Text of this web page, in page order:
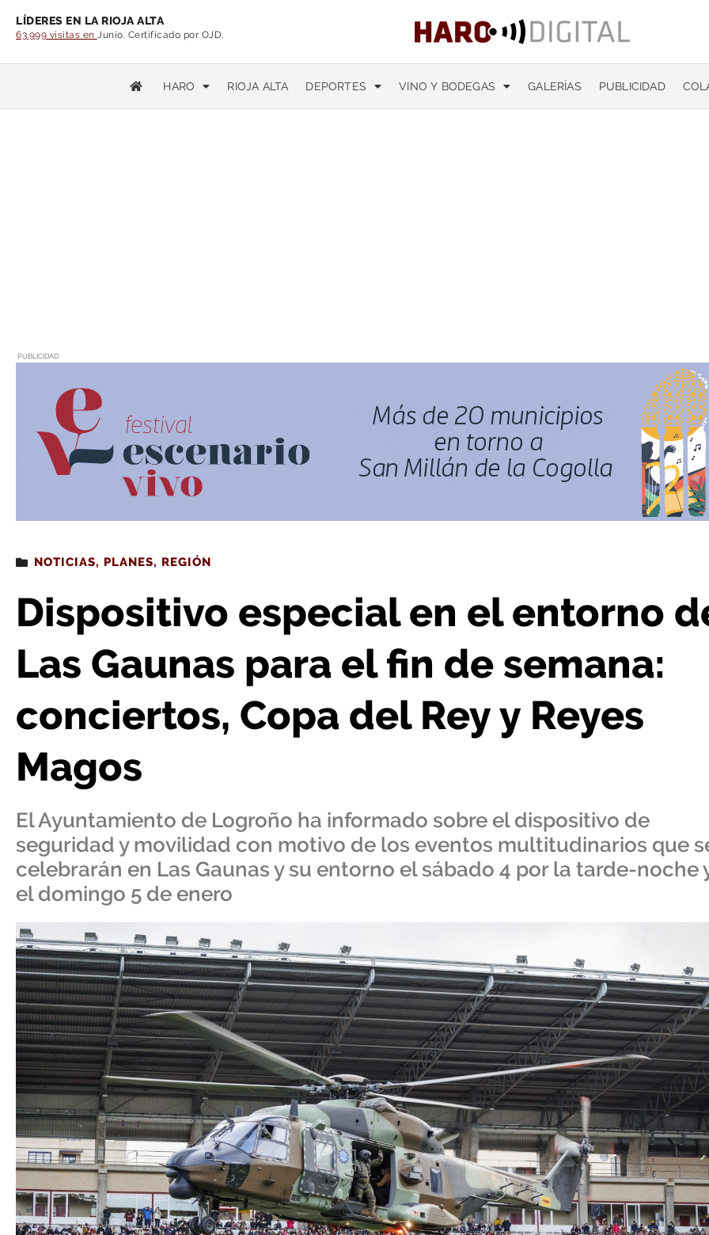
LÍDERES EN LA RIOJA ALTA
63.999 visitas en Junio. Certificado por OJD.
HARO RIOJA ALTA DEPORTES VINO Y BODEGAS GALERÍAS PUBLICIDAD
PUBLICIDAD
Estás leyendo : Dispositivo especial en el entorno de Las Gaunas para el fin de semana: conciertos, Copa del Rey y Reyes Magos
NOTICIAS, PLANES, REGIÓN
Dispositivo especial en el entorno
Las Gaunas para el fin de semana:
conciertos, Copa del Rey y Reyes
Magos
El Ayuntamiento de Logroño ha informado sobre el dispositivo de
seguridad y movilidad con motivo de los eventos multitudinarios que
celebrarán en Las Gaunas y su entorno el sábado 4 por la tarde-noche
el domingo 5 de enero